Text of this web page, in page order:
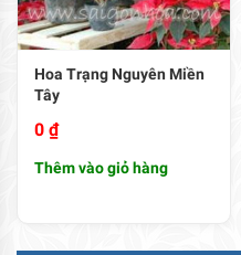
Hoa Trạng Nguyên Miền
Tây
0 ₫
Thêm vào giỏ hàng